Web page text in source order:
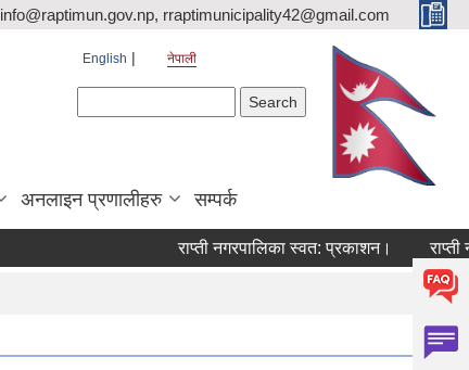
info@raptimun.gov.np, rraptimunicipality42@gmail.com
English नेपाली
अनलाइन प्रणालीहरु सम्पर्क
राप्ती नगरपालिका स्वत: प्रकाशन। राप्ती